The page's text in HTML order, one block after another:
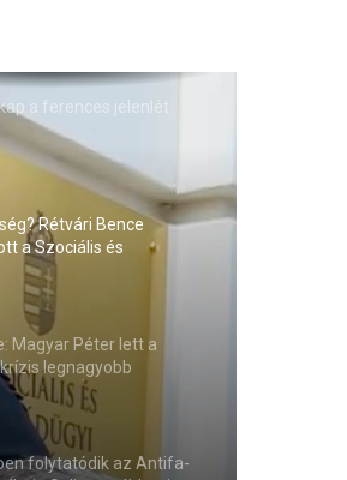
a ferences jelenlét
Rétvári Bence
a Szociális és
Magyar Péter lett a
legnagyobb
(VIDEÓ)
folytatódik az Antifa-